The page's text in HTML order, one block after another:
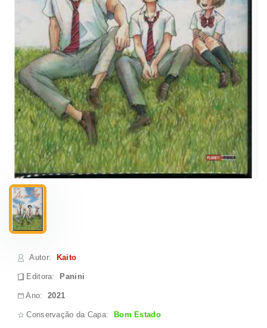
Autor: Kaito
Editora: Panini
Ano:2021
Conservação da Capa: Bom Estado